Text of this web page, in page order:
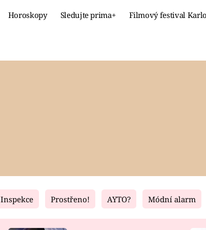
Horoskopy Sledujte prima+ Filmový festival
Fresh Living
Inspekce Prostřeno! AYTO? Módní alarm